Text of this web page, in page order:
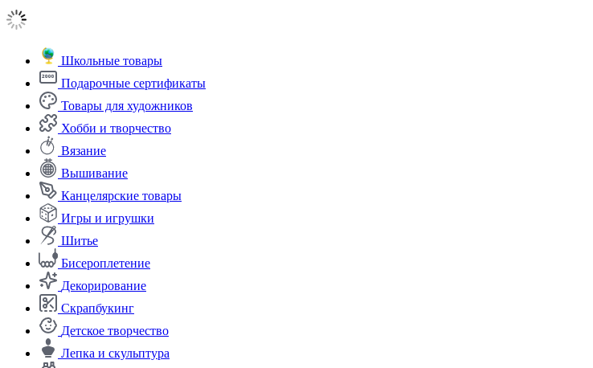
Школьные товары
Подарочные сертификаты
Товары для художников
Хобби и творчество
Вязание
Вышивание
Канцелярские товары
Игры и игрушки
Шитье
Бисероплетение
Декорирование
Скрапбукинг
Детское творчество
Лепка и скульптура